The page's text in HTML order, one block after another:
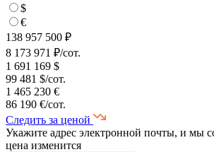
$
€
138 957 500 ₽
8 173 971 ₽/сот.
1 691 169 $
99 481 $/сот.
1 465 230 €
86 190 €/сот.
Следить за ценой
Укажите адрес электронной почты, и мы
цена изменится